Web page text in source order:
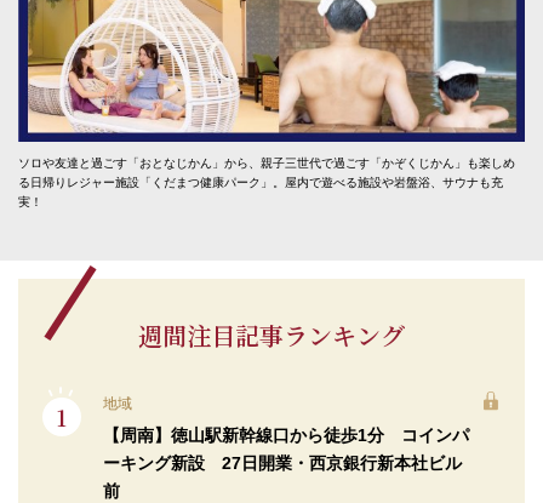
ソロや友達と過ごす「おとなじかん」から、親子三世代で過ごす「かぞくじかん」も楽しめ
る日帰りレジャー施設「くだまつ健康パーク」。屋内で遊べる施設や岩盤浴、サウナも充
実！
週間注目記事ランキング
地域
【周南】徳山駅新幹線口から徒歩1分 コインパ
ーキング新設 27日開業・西京銀行新本社ビル
前